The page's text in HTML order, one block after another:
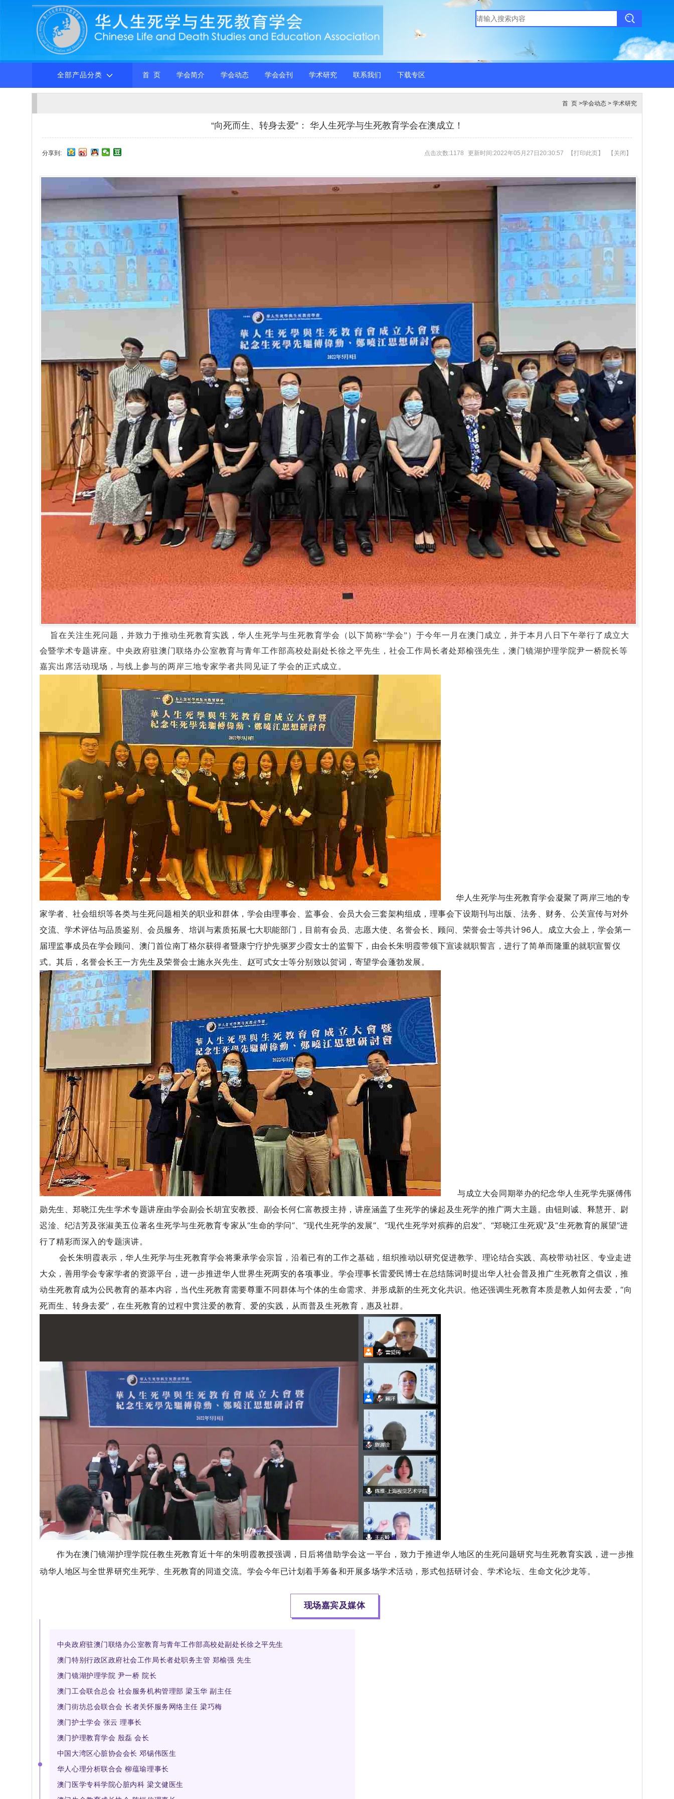
全部产品分类 首 页 学会简介 学会动态 学会会刊 学术研究 联系我们 下载专区
首 页 >学会动态 > 学术研究
​“向死而生、转身去爱”： 华人生死学与生死教育学会在澳成立！
分享到: 点击次数:1178 更新时间:2022年05月27日20:30:57 【打印此页】 【 关闭 】
旨在关注生死问题，并致力于推动生死教育实践，华人生死学与生死教育学会（以下简称“学会”）于今年一月在澳门成立，并于本月八日下午举行了成立大
会暨学术专题讲座。中央政府驻澳门联络办公室教育与青年工作部高校处副处长徐之平先生，社会工作局长者处郑榆强先生，澳门镜湖护理学院尹一桥院长等
嘉宾出席活动现场，与线上参与的两岸三地专家学者共同见证了学会的正式成立。
华人生死学与生死教育学会凝聚了两岸三地的专
家学者、社会组织等各类与生死问题相关的职业和群体，学会由理事会、监事会、会员大会三套架构组成，理事会下设期刊与出版、法务、财务、公关宣传与对外
交流、学术评估与品质鉴别、会员服务、培训与素质拓展七大职能部门，目前有会员、志愿大使、名誉会长、顾问、荣誉会士等共计96人。成立大会上，学会第一
届理监事成员在学会顾问、澳门首位南丁格尔获得者暨康宁疗护先驱罗少霞女士的监誓下，由会长朱明霞带领下宣读就职誓言，进行了简单而隆重的就职宣誓仪
式。其后，名誉会长王一方先生及荣誉会士施永兴先生、赵可式女士等分别致以贺词，寄望学会蓬勃发展。
与成立大会同期举办的纪念华人生死学先驱傅伟
勋先生、郑晓江先生学术专题讲座由学会副会长胡宜安教授、副会长何仁富教授主持，讲座涵盖了生死学的缘起及生死学的推广两大主题。由钮则诚、释慧开、尉
迟淦、纪洁芳及张淑美五位著名生死学与生死教育专家从“生命的学问”、“现代生死学的发展”、“现代生死学对殡葬的启发”、“郑晓江生死观”及“生死教育的展望”进
行了精彩而深入的专题演讲。
会长朱明霞表示，华人生死学与生死教育学会将秉承学会宗旨，沿着已有的工作之基础，组织推动以研究促进教学、理论结合实践、高校带动社区、专业走进
大众，善用学会专家学者的资源平台，进一步推进华人世界生死两安的各项事业。学会理事长雷爱民博士在总结陈词时提出华人社会普及推广生死教育之倡议，推
动生死教育成为公民教育的基本内容，当代生死教育需要尊重不同群体与个体的生命需求、并形成新的生死文化共识。他还强调生死教育本质是教人如何去爱，“向
死而生、转身去爱”，在生死教育的过程中贯注爱的教育、爱的实践，从而普及生死教育，惠及社群。
作为在澳门镜湖护理学院任教生死教育近十年的朱明霞教授强调，日后将借助学会这一平台，致力于推进华人地区的生死问题研究与生死教育实践，进一步推
动华人地区与全世界研究生死学、生死教育的同道交流。学会今年已计划着手筹备和开展多场学术活动，形式包括研讨会、学术论坛、生命文化沙龙等。
现场嘉宾及媒体
中央政府驻澳门联络办公室教育与青年工作部高校处副处长徐之平先生
澳门特别行政区政府社会工作局长者处职务主管 郑榆强 先生
澳门镜湖护理学院 尹一桥 院长
澳门工会联合总会 社会服务机构管理部 梁玉华 副主任
澳门街坊总会联合会 长者关怀服务网络主任 梁巧梅
澳门护士学会 张云 理事长
澳门护理教育学会 殷磊 会长
中国大湾区心脏协会会长 邓锡伟 医生
华人心理分析联合会 柳蕴瑜理事长
澳门医学专科学院心脏内科 梁文健 医生